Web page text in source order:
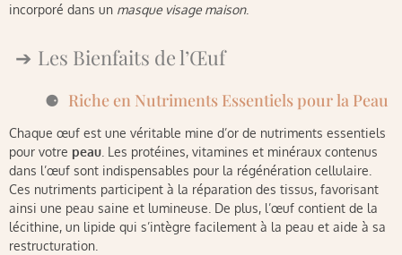
incorporé dans un masque visage maison.
Les Bienfaits de l’Œuf
Riche en Nutriments Essentiels pour la Peau
Chaque œuf est une véritable mine d’or de nutriments essentiels
pour votre peau . Les protéines, vitamines et minéraux contenus
dans l’œuf sont indispensables pour la régénération cellulaire.
Ces nutriments participent à la réparation des tissus, favorisant
ainsi une peau saine et lumineuse. De plus, l’œuf contient de la
lécithine, un lipide qui s’intègre facilement à la peau et aide à sa
restructuration.